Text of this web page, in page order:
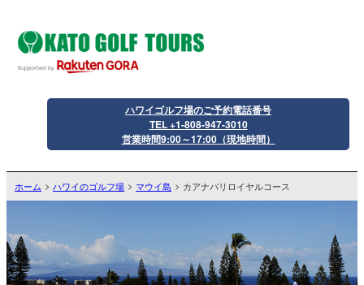
ハワイゴルフ場のご予約電話番号
TEL +1-808-947-3010
営業時間9:00～17:00（現地時間）
ホーム ハワイのゴルフ場 マウイ島 カアナパリロイヤルコース